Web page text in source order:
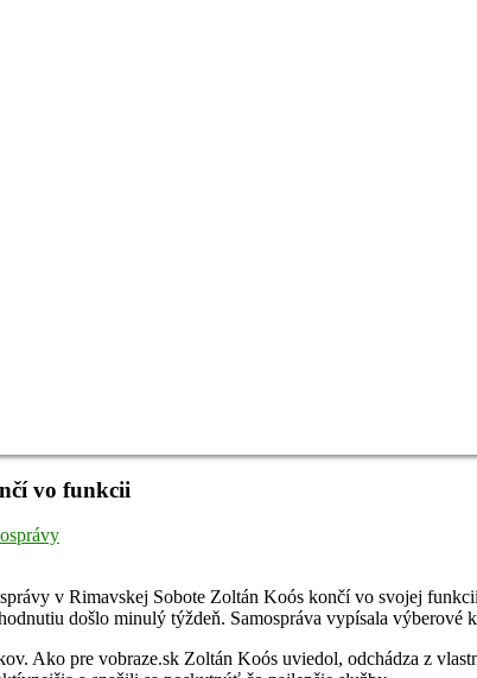
vo funkcii
v Rimavskej Sobote Zoltán Koós končí vo svojej
došlo minulý týždeň. Samospráva vypísala
Ako pre vobraze.sk Zoltán Koós uviedol, odchádza z